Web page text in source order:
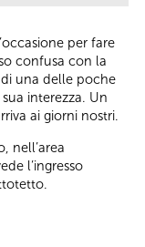
per fare
confusa con la
una delle poche
interezza. Un
ai giorni nostri.
nell’area
l’ingresso